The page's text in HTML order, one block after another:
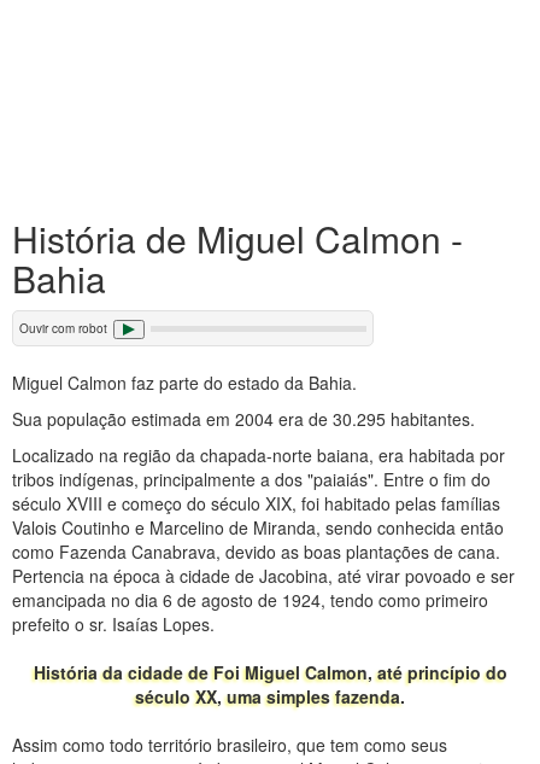
História de Miguel Calmon -
Bahia
Ouvir com robot
Miguel Calmon faz parte do estado da Bahia.
Sua população estimada em 2004 era de 30.295 habitantes.
Localizado na região da chapada-norte baiana, era habitada por
tribos indígenas, principalmente a dos "paiaiás". Entre o fim do
século XVIII e começo do século XIX, foi habitado pelas famílias
Valois Coutinho e Marcelino de Miranda, sendo conhecida então
como Fazenda Canabrava, devido as boas plantações de cana.
Pertencia na época à cidade de Jacobina, até virar povoado e ser
emancipada no dia 6 de agosto de 1924, tendo como primeiro
prefeito o sr. Isaías Lopes.
História da cidade de Foi Miguel Calmon, até princípio do
século XX, uma simples fazenda.
Assim como todo território brasileiro, que tem como seus